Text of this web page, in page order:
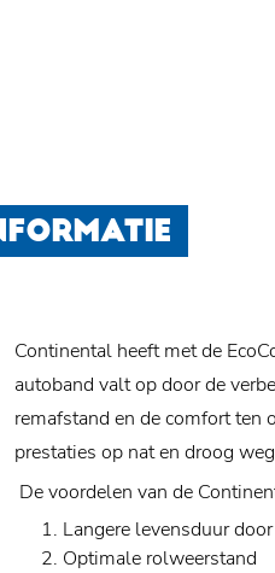
Continental heeft met de
autoband valt op door de
remafstand en de comfort ten
prestaties op nat en droog
De voordelen van de
Langere levensduur
Optimale rolweerstand